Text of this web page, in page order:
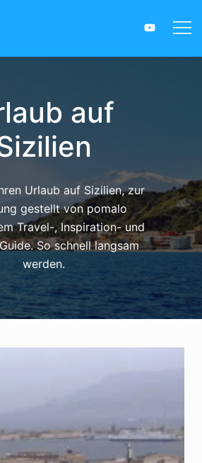
menu
auf
Urlaub auf Sizilien, zur
gestellt von pomalo
Travel-, Inspiration- und
So schnell langsam
werden.